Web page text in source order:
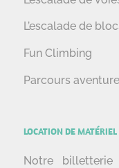
L’escalade de
Fun Climbing
Parcours aventure
LOCATION DE MATÉRIEL
Notre